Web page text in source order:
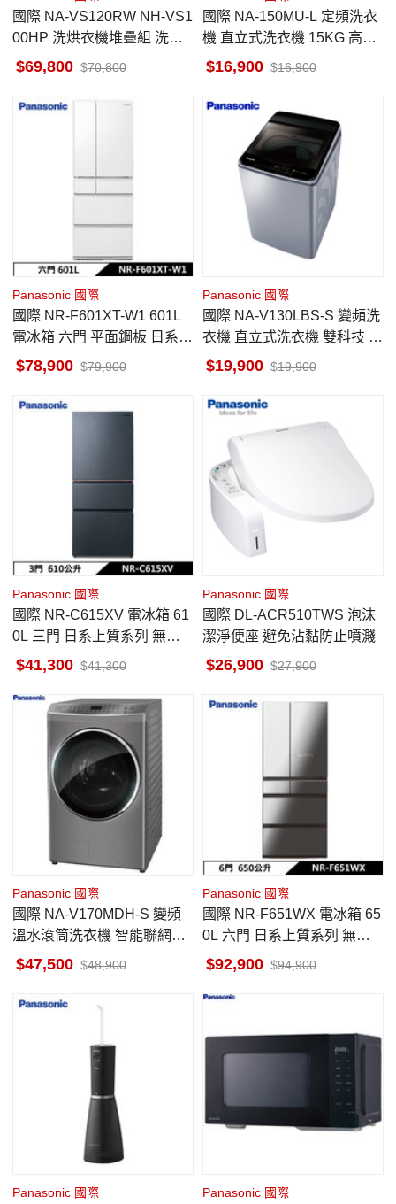
國際 NA-VS120RW NH-VS1
00HP 洗烘衣機堆疊組 洗衣
12kg /乾衣 10kg
69,800 70,800
國際 NA-150MU-L 定頻洗衣
機 直立式洗衣機 15KG 高效
潔淨 抗菌渦輪迴轉盤
16,900 16,900
Panasonic 國際
國際 NR-F601XT-W1 601L
電冰箱 六門 平面鋼板 日系上
質系列 日本製 晶鑽白
78,900 79,900
Panasonic 國際
國際 NA-V130LBS-S 變頻洗
衣機 直立式洗衣機 雙科技 1
3KG ECONAVI智慧節能
19,900 19,900
Panasonic 國際
國際 NR-C615XV 電冰箱 61
0L 三門 日系上質系列 無邊
框絲絨鋼板 夜幕黑
41,300 41,300
Panasonic 國際
國際 DL-ACR510TWS 泡沫
潔淨便座 避免沾黏防止噴濺
26,900 27,900
Panasonic 國際
國際 NA-V170MDH-S 變頻
溫水滾筒洗衣機 智能聯網系
列 17公斤 炫亮銀
47,500 48,900
Panasonic 國際
國際 NR-F651WX 電冰箱 65
0L 六門 日系上質系列 無邊
框鏡面/玻璃 鑽石黑
92,900 94,900
Panasonic 國際 Panasonic 國際